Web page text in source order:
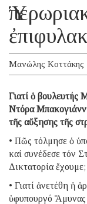
Μανώλης Κοττάκης
Γιατί ὁ βουλευτής
Ντόρα
τῆς αὔξησης τῆς
• Πῶς τόλμησε ὁ
καί συνέδεσε τόν
Δικτατορία ἔχουμε;
• Γιατί ἀνετέθη ἡ
ὑφυπουργό